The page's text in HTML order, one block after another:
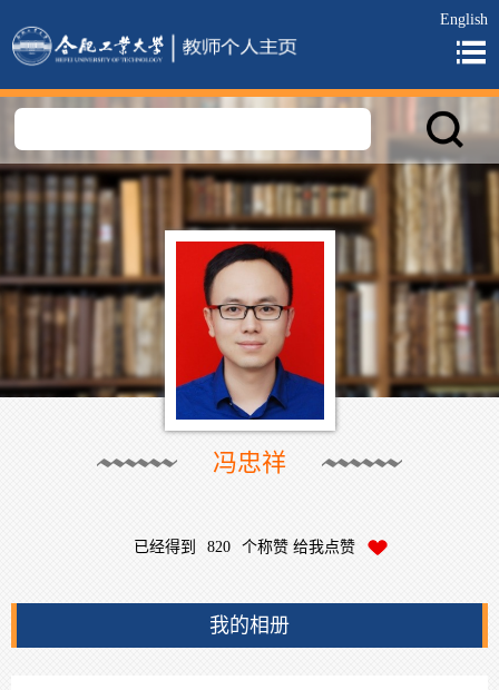
English
冯忠祥
已经得到 820 个称赞 给我点赞
我的相册